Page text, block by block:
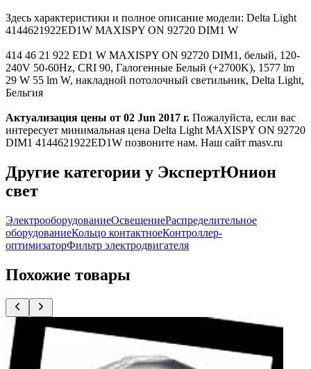
Здесь характеристики и полное описание модели: Delta Light
4144621922ED1W MAXISPY ON 92720 DIM1 W
414 46 21 922 ED1 W MAXISPY ON 92720 DIM1, белый, 120-
240V 50-60Hz, CRI 90, Галогенные Белый (+2700K), 1577 lm
29 W 55 lm W, накладной потолочный светильник, Delta Light,
Бельгия
Актуализация цены от 02 Jun 2017 г. Пожалуйста, если вас
интересует минимальная цена Delta Light MAXISPY ON 92720
DIM1 4144621922ED1W позвоните нам. Наш сайт masv.ru
Другие категории у ЭкспертЮнион
свет
ЭлектрооборудованиеОсвещениеРаспределительное
оборудованиеКольцо контактноеКонтроллер-
оптимизаторФильтр электродвигателя
Похожие товары